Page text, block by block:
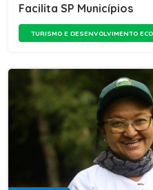
Facilita SP Municípios
TURISMO E DESENVOLVIMENTO